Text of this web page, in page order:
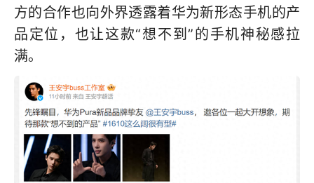
方的合作也向外界透露着华为新形态手机的产
品定位，也让这款“想不到”的手机神秘感拉
满。